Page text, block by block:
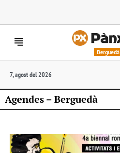
Berguedà
7, agost del 2026
Agendes – Berguedà